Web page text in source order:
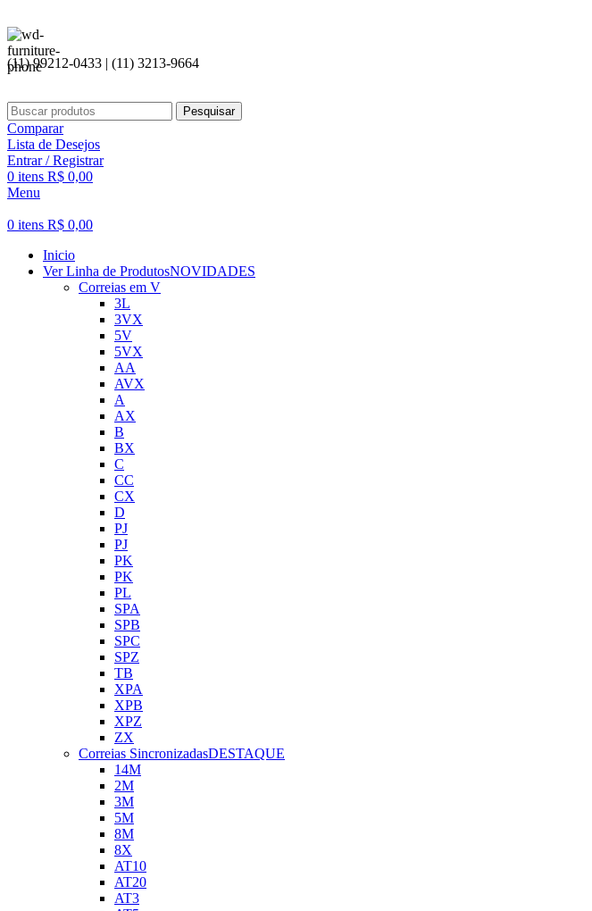
(11) 99212-0433 | (11) 3213-9664
Pesquisar
Comparar
Lista de Desejos
Entrar / Registrar
0 itens R$ 0,00
Menu
0 itens R$ 0,00
Inicio
Ver Linha de ProdutosNOVIDADES
Correias em V
3L
3VX
5V
5VX
AA
AVX
A
AX
B
BX
C
CC
CX
D
PJ
PJ
PK
PK
PL
SPA
SPB
SPC
SPZ
TB
XPA
XPB
XPZ
ZX
Correias SincronizadasDESTAQUE
14M
2M
3M
5M
8M
8X
AT10
AT20
AT3